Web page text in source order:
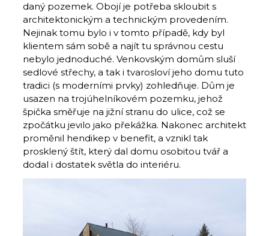
daný pozemek. Obojí je potřeba skloubit s
architektonickým a technickým provedením.
Nejinak tomu bylo i v tomto případě, kdy byl
klientem sám sobě a najít tu správnou cestu
nebylo jednoduché. Venkovským domům sluší
sedlové střechy, a tak i tvarosloví jeho domu tuto
tradici (s moderními prvky) zohledňuje. Dům je
usazen na trojúhelníkovém pozemku, jehož
špička směřuje na jižní stranu do ulice, což se
zpočátku jevilo jako překážka. Nakonec architekt
proměnil hendikep v benefit, a vznikl tak
prosklený štít, který dal domu osobitou tvář a
dodal i dostatek světla do interiéru.